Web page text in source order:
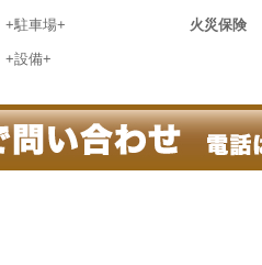
+駐車場+ 火災保険
+設備+